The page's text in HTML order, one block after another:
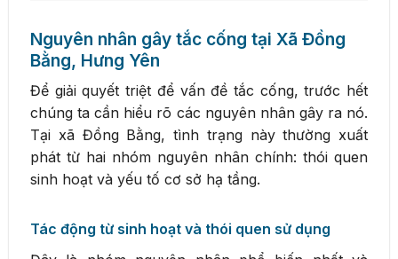
Nguyên nhân gây tắc cống tại Xã Đồng
Bằng, Hưng Yên
Để giải quyết triệt để vấn đề tắc cống, trước hết
chúng ta cần hiểu rõ các nguyên nhân gây ra nó.
Tại xã Đồng Bằng, tình trạng này thường xuất
phát từ hai nhóm nguyên nhân chính: thói quen
sinh hoạt và yếu tố cơ sở hạ tầng.
Tác động từ sinh hoạt và thói quen sử dụng